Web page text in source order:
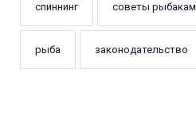
спиннинг советы рыбакам
рыба законодательство